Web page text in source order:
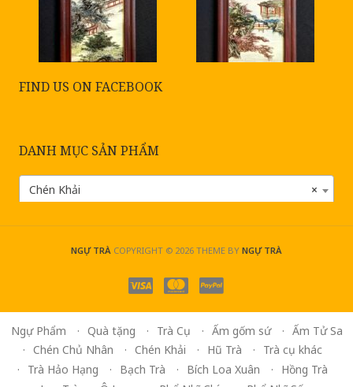
FIND US ON FACEBOOK
DANH MỤC SẢN PHẨM
×
Chén Khải
NGỰ TRÀ COPYRIGHT © 2026 THEME BY NGỰ TRÀ
Ngự Phẩm Quà tặng Trà Cụ Ấm gốm sứ
Ấm Tử Sa
Chén Chủ Nhân
Chén Khải Hũ Trà
Trà cụ khác
Trà Hảo Hạng
Bạch Trà Bích Loa Xuân
Hồng Trà